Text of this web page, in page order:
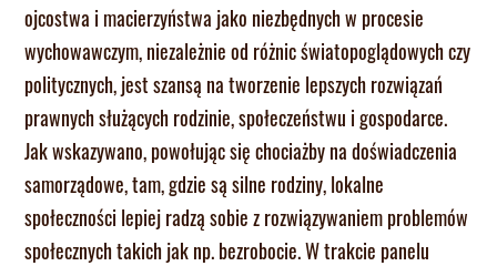
ojcostwa i macierzyństwa jako niezbędnych w procesie
wychowawczym, niezależnie od różnic światopoglądowych czy
politycznych, jest szansą na tworzenie lepszych rozwiązań
prawnych służących rodzinie, społeczeństwu i gospodarce.
Jak wskazywano, powołując się chociażby na doświadczenia
samorządowe, tam, gdzie są silne rodziny, lokalne
społeczności lepiej radzą sobie z rozwiązywaniem problemów
społecznych takich jak np. bezrobocie. W trakcie panelu